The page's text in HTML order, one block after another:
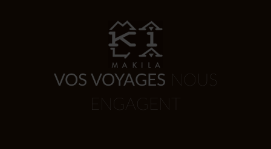
VOS VOYAGES NOUS
ENGAGENT